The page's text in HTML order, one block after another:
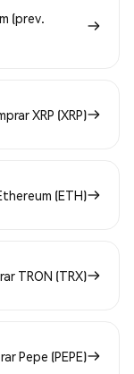
(prev.
XRP (XRP)
(ETH)
TRON (TRX)
Pepe (PEPE)